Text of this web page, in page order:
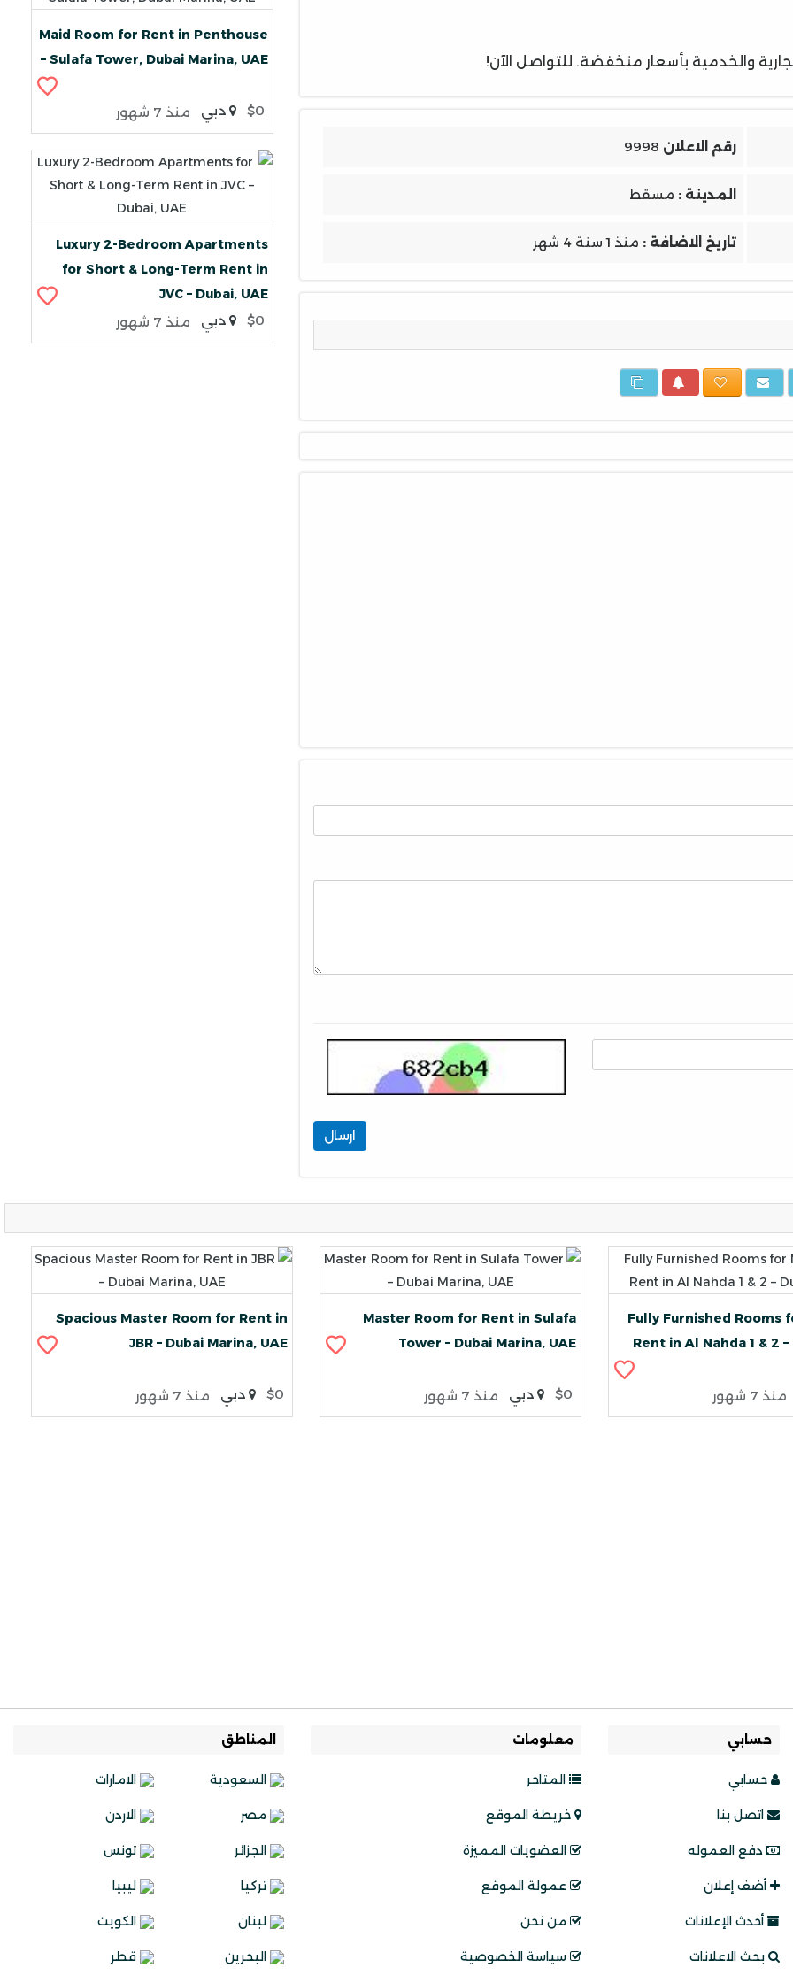
والخدمية بأسعار منخفضة. للتواصل الآن!
رقم الاعلان 9998
المدينة : مسقط
تاريخ الاضافة : منذ 1 سنة 4 شهر
ارسال
Maid Room for Rent in Penthouse
– Sulafa Tower, Dubai Marina, UAE
$0 دبي منذ 7 شهور
Luxury 2-Bedroom Apartments
for Short & Long-Term Rent in
JVC – Dubai, UAE
$0 دبي منذ 7 شهور
Fully Furnished Rooms
Rent in Al Nahda 1 & 2 –
منذ 7 شهور
Master Room for Rent in Sulafa
Tower – Dubai Marina, UAE
$0 دبي منذ 7 شهور
Spacious Master Room for Rent in
JBR – Dubai Marina, UAE
$0 دبي منذ 7 شهور
حسابي
حسابي
اتصل بنا
دفع العموله
أضف إعلان
أحدث الإعلانات
بحث الاعلانات
معلومات
المتاجر
خريطة الموقع
العضويات المميزة
عمولة الموقع
من نحن
سياسة الخصوصية
المناطق
السعودية الامارات
مصر الاردن
الجزائر تونس
تركيا ليبيا
لبنان الكويت
البحرين قطر